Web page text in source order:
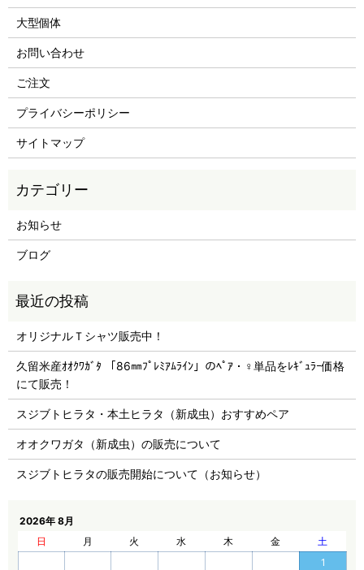
大型個体
お問い合わせ
ご注文
プライバシーポリシー
サイトマップ
お知らせ
ブログ
オリジナルＴシャツ販売中！
久留米産ｵｵｸﾜｶﾞﾀ 「86㎜ﾌﾟﾚﾐｱﾑﾗｲﾝ」のﾍﾟｱ・♀単品をﾚｷﾞｭﾗｰ価格
にて販売！
スジブトヒラタ・本土ヒラタ（新成虫）おすすめペア
オオクワガタ（新成虫）の販売について
スジブトヒラタの販売開始について（お知らせ）
2026年 8月
日
月 火 水 木 金
土
1